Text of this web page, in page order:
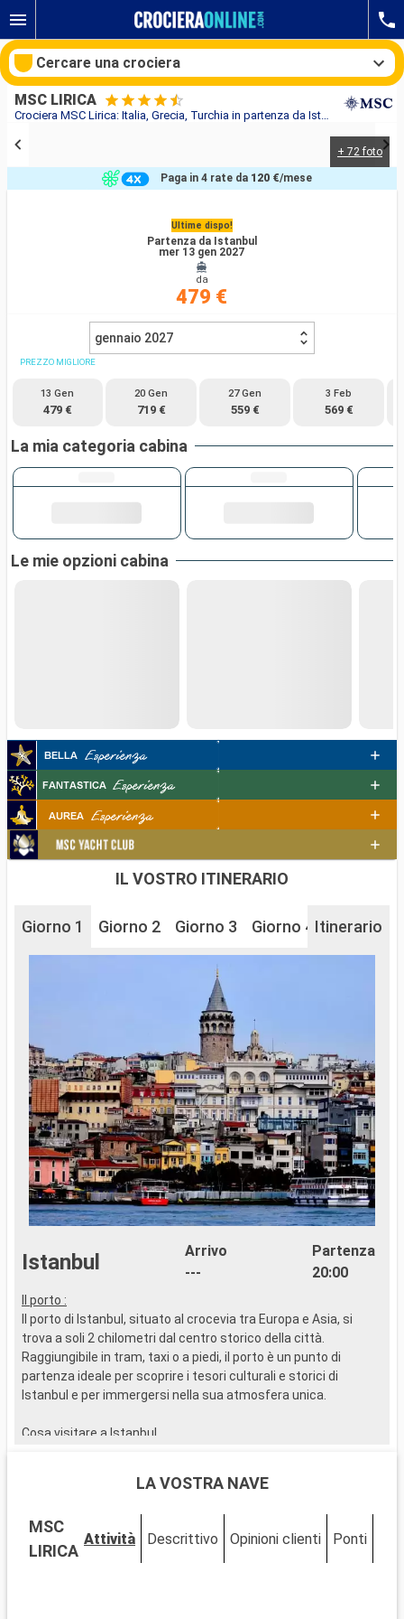
Crociera MSC Lirica: Italia, Grecia, Turchia in partenza da Istanbul
MSC LIRICA
+ 72 foto
Ultime dispo!
Partenza da Istanbul
mer 13 gen 2027
da
479 €
Paga in 4 rate da120 €/mese
gennaio 2027
PREZZO MIGLIORE
13 Gen
479 €
20 Gen
719 €
27 Gen
559 €
3 Feb
569 €
La mia categoria cabina
Le mie opzioni cabina
IL VOSTRO ITINERARIO
Giorno 1 Giorno 2 Giorno 3 Giorno 4 Giorno 5
Itinerario
Istanbul
Arrivo
---
Partenza
20:00
Il porto :
Il porto di Istanbul, situato al crocevia tra Europa e Asia, si
trova a soli 2 chilometri dal centro storico della città.
Raggiungibile in tram, taxi o a piedi, il porto è un punto di
partenza ideale per scoprire i tesori culturali e storici di
Istanbul e per immergersi nella sua atmosfera unica.
Cosa visitare a Istanbul
passato bizantino e ottomano. Il Palazzo Topkapi, antica
storici. Perdetevi nei vicoli del Gran Bazar per un'autentica
esperienza di shopping. Una passeggiata o una crociera sul
Bosforo offrono una splendida vista della città.
LA VOSTRA NAVE
MSC
LIRICA
Attività Descrittivo Opinioni clienti Ponti
Cercare una crociera
Compagnie
Ricerca